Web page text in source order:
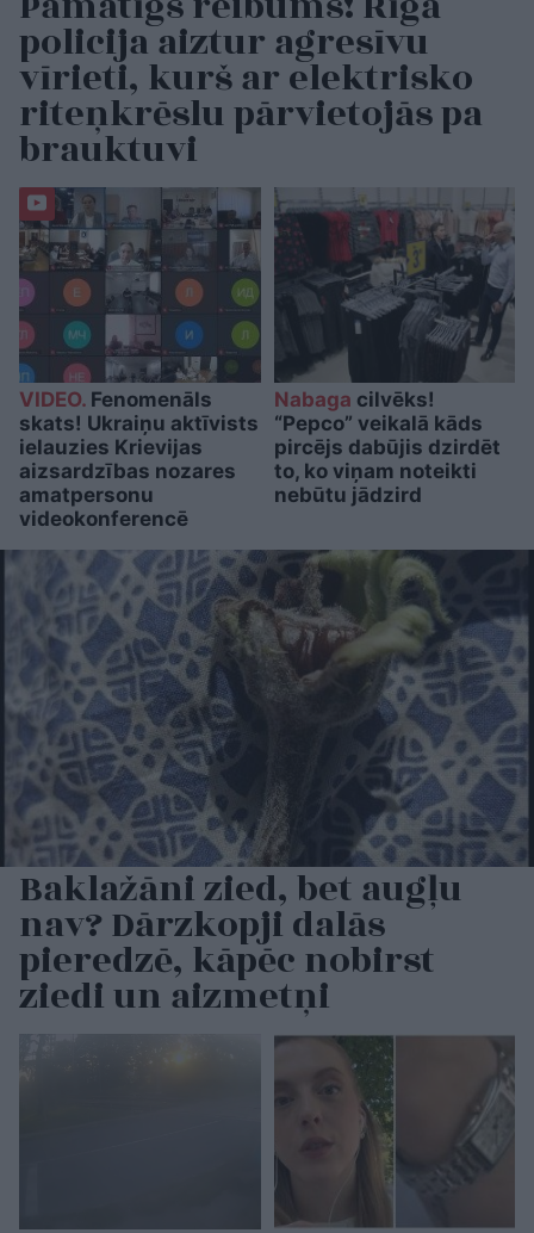
policija aiztur agresīvu
vīrieti, kurš ar elektrisko
riteņkrēslu pārvietojās pa
brauktuvi
VIDEO. Fenomenāls
skats! Ukraiņu aktīvists
ielauzies Krievijas
aizsardzības nozares
amatpersonu
videokonferencē
Nabaga cilvēks!
“Pepco” veikalā kāds
pircējs dabūjis dzirdēt
to, ko viņam noteikti
nebūtu jādzird
Baklažāni zied, bet augļu
nav? Dārzkopji dalās
pieredzē, kāpēc nobirst
ziedi un aizmetņi